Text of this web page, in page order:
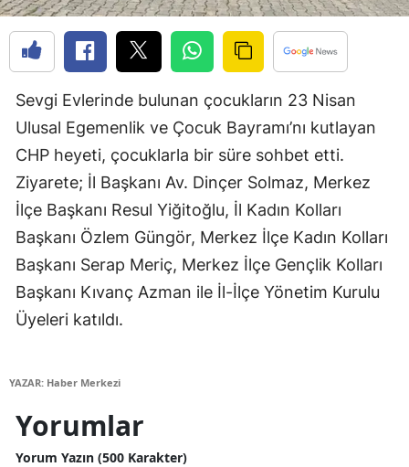
Çorum
Denizli
Diyarbakır
Elazığ
Erzincan
Erzurum
Eskişehir
Sevgi Evlerinde bulunan çocukların 23 Nisan
Ulusal Egemenlik ve Çocuk Bayramı’nı kutlayan
CHP heyeti, çocuklarla bir süre sohbet etti.
Ziyarete; İl Başkanı Av. Dinçer Solmaz, Merkez
İlçe Başkanı Resul Yiğitoğlu, İl Kadın Kolları
Başkanı Özlem Güngör, Merkez İlçe Kadın Kolları
Başkanı Serap Meriç, Merkez İlçe Gençlik Kolları
Başkanı Kıvanç Azman ile İl-İlçe Yönetim Kurulu
Üyeleri katıldı.
YAZAR: Haber Merkezi
Yorumlar
Yorum Yazın (500 Karakter)